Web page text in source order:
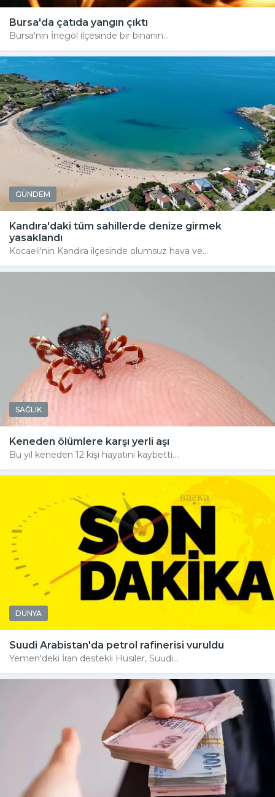
Bursa'da çatıda yangın çıktı
Bursa'nın İnegöl ilçesinde bir binanın...
GÜNDEM
Kandıra'daki tüm sahillerde denize girmek
yasaklandı
Kocaeli'nin Kandıra ilçesinde olumsuz hava ve...
SAĞLIK
Keneden ölümlere karşı yerli aşı
Bu yıl keneden 12 kişi hayatını kaybetti....
DÜNYA
Suudi Arabistan'da petrol rafinerisi vuruldu
Yemen'deki İran destekli Husiler, Suudi...